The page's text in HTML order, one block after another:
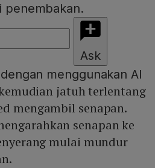
penembakan.
Ask
menggunakan AI
jatuh terlentang
mengambil senapan.
senapan ke
mulai mundur